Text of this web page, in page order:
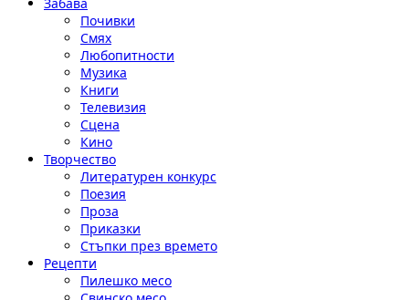
Почивки
Смях
Любопитности
Музика
Книги
Телевизия
Сцена
Кино
Творчество
Литературен конкурс
Поезия
Проза
Приказки
Стъпки през времето
Рецепти
Пилешко месо